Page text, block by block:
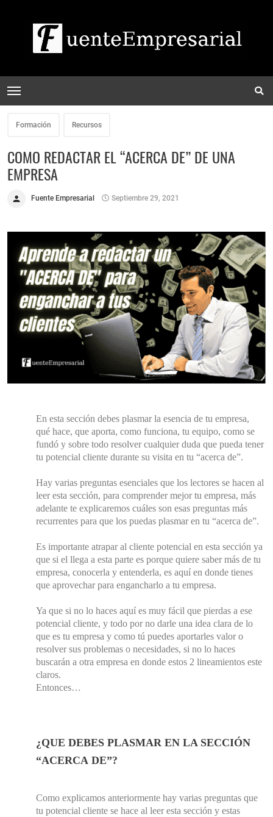
Formación Recursos
COMO REDACTAR EL “ACERCA DE” DE UNA
EMPRESA
Fuente Empresarial Septiembre 29, 2021
En esta sección debes plasmar la esencia de tu empresa,
qué hace, que aporta, como funciona, tu equipo, como se
fundó y sobre todo resolver cualquier duda que pueda tener
tu potencial cliente durante su visita en tu “acerca de”.
Hay varias preguntas esenciales que los lectores se hacen al
leer esta sección, para comprender mejor tu empresa, más
adelante te explicaremos cuáles son esas preguntas más
recurrentes para que los puedas plasmar en tu “acerca de”.
Es importante atrapar al cliente potencial en esta sección ya
que si el llega a esta parte es porque quiere saber más de tu
empresa, conocerla y entenderla, es aquí en donde tienes
que aprovechar para engancharlo a tu empresa.
Ya que si no lo haces aquí es muy fácil que pierdas a ese
potencial cliente, y todo por no darle una idea clara de lo
que es tu empresa y como tú puedes aportarles valor o
resolver sus problemas o necesidades, si no lo haces
buscarán a otra empresa en donde estos 2 lineamientos este
claros.
Entonces…
¿QUE DEBES PLASMAR EN LA SECCIÓN
“ACERCA DE”?
Como explicamos anteriormente hay varias preguntas que
tu potencial cliente se hace al leer esta sección y estas